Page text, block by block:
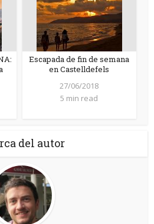
Escapada de fin de semana
en Castelldefels
27/06/2018
5 min read
del autor